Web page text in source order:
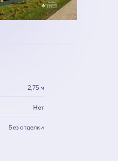
2,75 м
Нет
Без отделки